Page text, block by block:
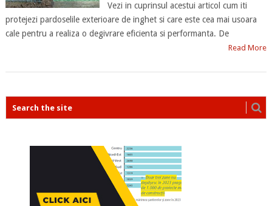
Vezi in cuprinsul acestui articol cum iti
protejezi pardoselile exterioare de inghet si care este cea mai usoara
cale pentru a realiza o degivrare eficienta si performanta. De
Read More
POSTS
NAVIGATION